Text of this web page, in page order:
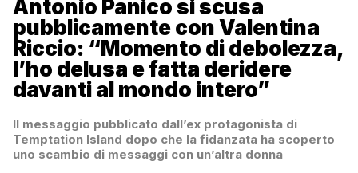
Antonio Panico si scusa
pubblicamente con Valentina
Riccio: “Momento di debolezza,
l’ho delusa e fatta deridere
davanti al mondo intero”
Il messaggio pubblicato dall’ex protagonista di
Temptation Island dopo che la fidanzata ha scoperto
uno scambio di messaggi con un’altra donna